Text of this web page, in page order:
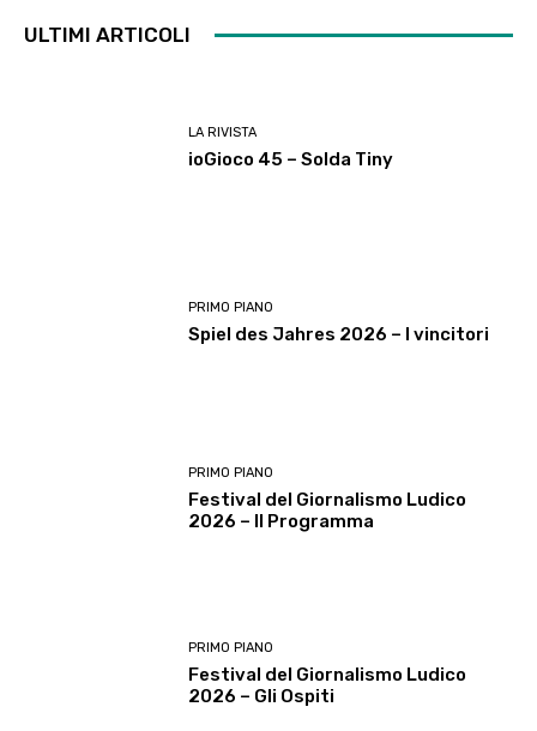
ULTIMI ARTICOLI
LA RIVISTA
ioGioco 45 – Solda Tiny
PRIMO PIANO
Spiel des Jahres 2026 – I vincitori
PRIMO PIANO
Festival del Giornalismo Ludico
2026 – Il Programma
PRIMO PIANO
Festival del Giornalismo Ludico
2026 – Gli Ospiti